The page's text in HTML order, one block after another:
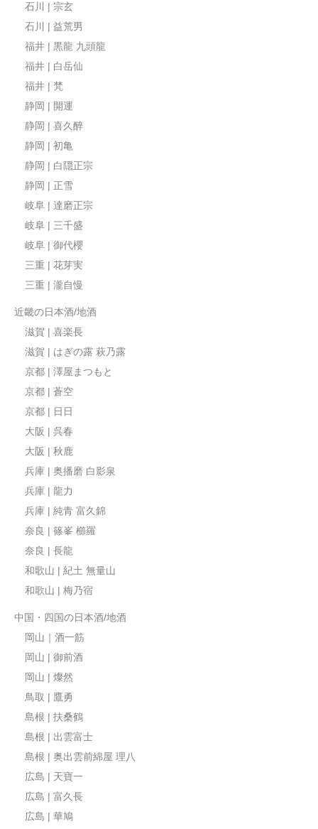
石川 | 宗玄
石川 | 益荒男
福井 | 黒龍 九頭龍
福井 | 白岳仙
福井 | 梵
静岡 | 開運
静岡 | 喜久醉
静岡 | 初亀
静岡 | 白隠正宗
静岡 | 正雪
岐阜 | 達磨正宗
岐阜 | 三千盛
岐阜 | 御代櫻
三重 | 花芽実
三重 | 瀧自慢
近畿の日本酒/地酒
滋賀 | 喜楽長
滋賀 | はぎの露 萩乃露
京都 | 澤屋まつもと
京都 | 蒼空
京都 | 日日
大阪 | 呉春
大阪 | 秋鹿
兵庫 | 奥播磨 白影泉
兵庫 | 龍力
兵庫 | 純青 富久錦
奈良 | 篠峯 櫛羅
奈良 | 長龍
和歌山 | 紀土 無量山
和歌山 | 梅乃宿
中国・四国の日本酒/地酒
岡山｜酒一筋
岡山 | 御前酒
岡山 | 燦然
鳥取 | 鷹勇
島根 | 扶桑鶴
島根 | 出雲富士
島根 | 奥出雲前綿屋 理八
広島 | 天寶一
広島 | 富久長
広島 | 華鳩